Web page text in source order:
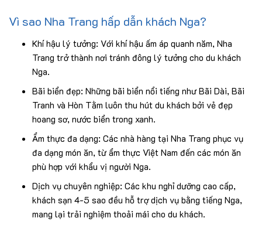
Vì sao Nha Trang hấp dẫn khách Nga?
Khí hậu lý tưởng: Với khí hậu ấm áp quanh năm, Nha
Trang trở thành nơi tránh đông lý tưởng cho du khách
Nga.
Bãi biển đẹp: Những bãi biển nổi tiếng như Bãi Dài, Bãi
Tranh và Hòn Tằm luôn thu hút du khách bởi vẻ đẹp
hoang sơ, nước biển trong xanh.
Ẩm thực đa dạng: Các nhà hàng tại Nha Trang phục vụ
đa dạng món ăn, từ ẩm thực Việt Nam đến các món ăn
phù hợp với khẩu vị người Nga.
Dịch vụ chuyên nghiệp: Các khu nghỉ dưỡng cao cấp,
khách sạn 4-5 sao đều hỗ trợ dịch vụ bằng tiếng Nga,
mang lại trải nghiệm thoải mái cho du khách.